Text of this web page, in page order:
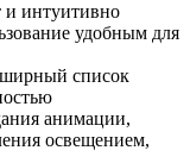
и интуитивно
удобным для
список
анимации,
освещением,